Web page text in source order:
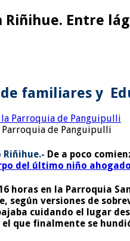
Riñihue. Entre
familiares y
Parroquia de Panguipulli
Riñihue.- De a poco
del último niño
horas en la Parroquia
según versiones de
cuidando el lugar
que finalmente se